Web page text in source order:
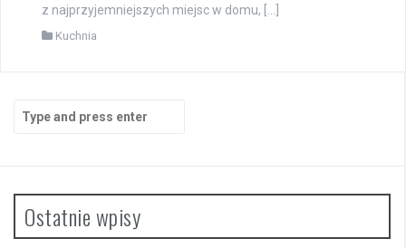
z najprzyjemniejszych miejsc w domu, […]
Kuchnia
for:
Ostatnie wpisy